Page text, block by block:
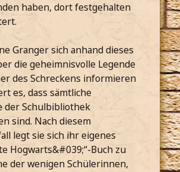
haben, dort festgehalten
Granger sich anhand dieses
die geheimnisvolle Legende
des Schreckens informieren
es, dass sämtliche
der Schulbibliothek
sind. Nach diesem
legt sie sich ihr eigenes
Hogwarts&#039;“-Buch zu
der wenigen Schülerinnen,